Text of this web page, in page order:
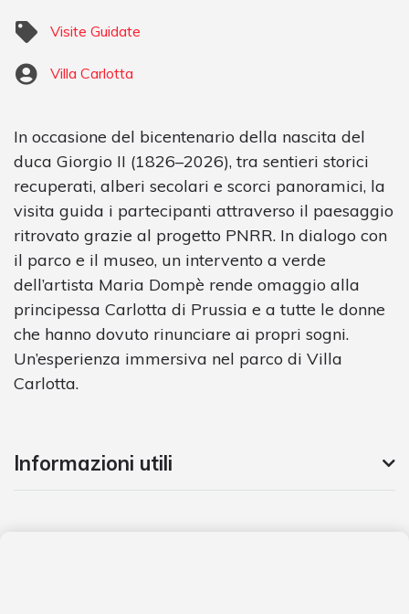
Visite Guidate
Villa Carlotta
In occasione del bicentenario della nascita del
duca Giorgio II (1826–2026), tra sentieri storici
recuperati, alberi secolari e scorci panoramici, la
visita guida i partecipanti attraverso il paesaggio
ritrovato grazie al progetto PNRR. In dialogo con
il parco e il museo, un intervento a verde
dell’artista Maria Dompè rende omaggio alla
principessa Carlotta di Prussia e a tutte le donne
che hanno dovuto rinunciare ai propri sogni.
Un’esperienza immersiva nel parco di Villa
Carlotta.
Informazioni utili